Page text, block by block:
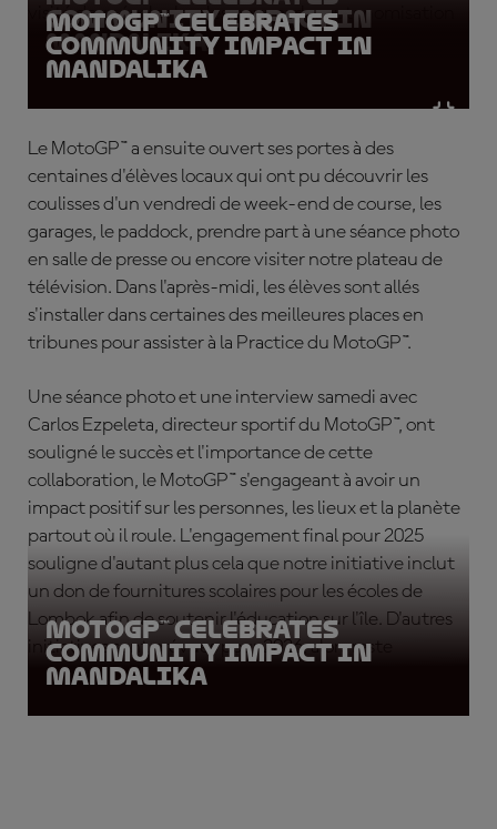
visité deux écoles locales pour parler autonomisation
des élèves et sécurité routière.
community impact in
Mandalika
MotoGP™ celebrates
community impact in
Mandalika
Le MotoGP™ a ensuite ouvert ses portes à des
centaines d'élèves locaux qui ont pu découvrir les
coulisses d'un vendredi de week-end de course, les
garages, le paddock, prendre part à une séance photo
en salle de presse ou encore visiter notre plateau de
télévision. Dans l'après-midi, les élèves sont allés
s'installer dans certaines des meilleures places en
tribunes pour assister à la Practice du MotoGP™.
Une séance photo et une interview samedi avec
Carlos Ezpeleta, directeur sportif du MotoGP™, ont
souligné le succès et l'importance de cette
collaboration, le MotoGP™ s'engageant à avoir un
impact positif sur les personnes, les lieux et la planète
partout où il roule. L'engagement final pour 2025
souligne d'autant plus cela que notre initiative inclut
un don de fournitures scolaires pour les écoles de
Lombok afin de soutenir l'éducation sur l'île. D'autres
initiatives sont prévues pour 2026, alors reste
connecté pour tout savoir !
MotoGP™ celebrates
community impact in
Mandalika